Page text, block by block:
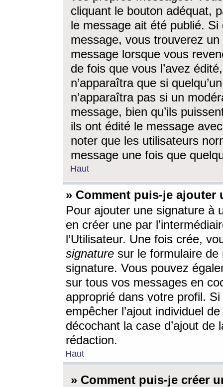
cliquant le bouton adéquat,
le message ait été publié. Si
message, vous trouverez
message lorsque vous
de fois que vous l’avez
n’apparaîtra que si
n’apparaîtra pas si un
message, bien qu’ils
ils ont édité le message
noter que les utilisateurs
message une fois que
Haut
» Comment puis-je ajouter
Pour ajouter une signature à
en créer une par
l’Utilisateur. Une fois crée,
signature sur le formulaire de
signature. Vous pouvez
sur tous vos messages en
approprié dans votre profil.
empêcher l’ajout individuel
décochant la case d’ajout
rédaction.
Haut
» Comment puis-je créer